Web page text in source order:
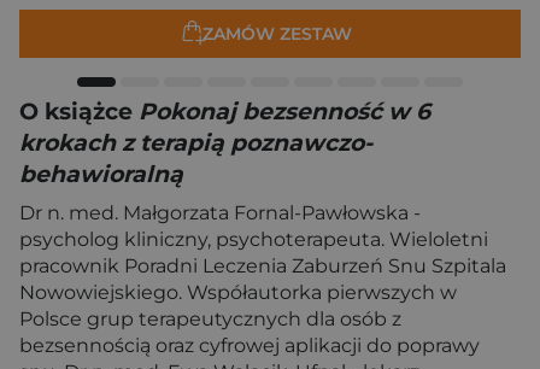
ZAMÓW ZESTAW
O książce Pokonaj bezsenność w 6
krokach z terapią poznawczo-
behawioralną
Dr n. med. Małgorzata Fornal-Pawłowska -
psycholog kliniczny, psychoterapeuta. Wieloletni
pracownik Poradni Leczenia Zaburzeń Snu Szpitala
Nowowiejskiego. Współautorka pierwszych w
Polsce grup terapeutycznych dla osób z
bezsennością oraz cyfrowej aplikacji do poprawy